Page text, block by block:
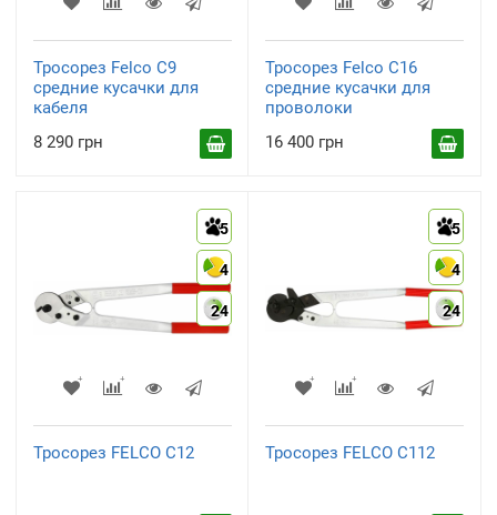
Тросорез Felco C9
средние кусачки для
кабеля
8 290 грн
Тросорез Felco C16
средние кусачки для
проволоки
16 400 грн
5
4
24
Тросорез FELCO C12
5
4
24
Тросорез FELCO C112